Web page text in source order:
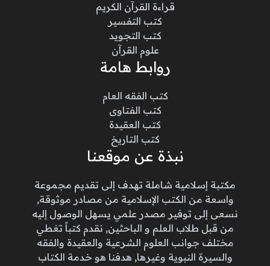
قراءة القرآن الكريم
كتب التفسير
كتب التجويد
علوم القرآن
روابط هامة
كتب الفقه العام
كتب الفتاوى
كتب العقيدة
كتب التاريخ
نبذة عن موقعنا
مكتبة إسلامية شاملة تهدف إلى تقديم مجموعة
واسعة من الكتب الإسلامية من مصادر موثوقة,
نسعى إلى توفير مصدر علمي يسهل الوصول إليه
من قبل طلاب العلم و الباحثين, نقدم كتباً تغطي
مختلف جوانب العلوم الشرعية والعقيدة والفقه
والسيرة النبوية وغيرها, هدفنا هو خدمة الكتاب